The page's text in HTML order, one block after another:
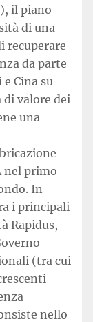
il piano
di una
recuperare
da parte
Cina su
valore dei
una
nel primo
In
i principali
Rapidus,
(tra cui
nello